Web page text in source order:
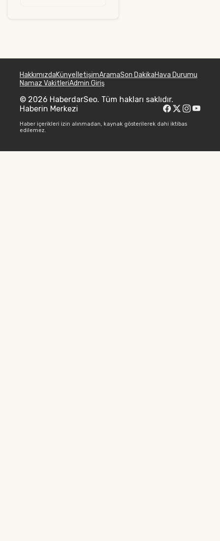
HakkımızdaKünyeİletişimAramaSon DakikaHava Durumu
Namaz VakitleriAdmin Giriş
© 2026 HaberdarSeo. Tüm hakları saklıdır.
Haberin Merkezi
Haber içerikleri izin alınmadan, kaynak gösterilerek dahi iktibas
edilemez.